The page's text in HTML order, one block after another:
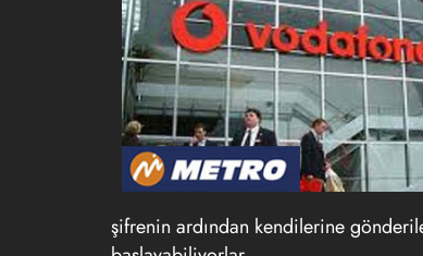
şifrenin ardından kendilerine